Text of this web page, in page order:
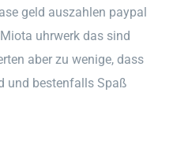
geld auszahlen paypal
uhrwerk das sind
aber zu wenige, dass
und bestenfalls Spaß